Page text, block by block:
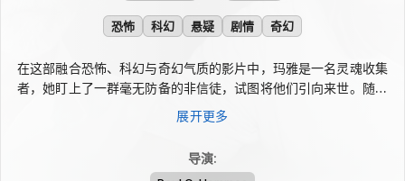
恐怖 科幻 悬疑 剧情 奇幻
在这部融合恐怖、科幻与奇幻气质的影片中，玛雅是一名灵魂收集
者，她盯上了一群毫无防备的非信徒，试图将他们引向来世。随着
她的神秘力量逐渐显现，现实里的空间与时间开始失去清晰边界，
黑暗征兆接连逼近。众人被迫直面内心最深处的恐惧，而这些恐惧
展开更多
导演: